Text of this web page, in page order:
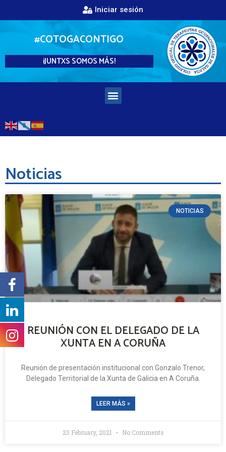
Iniciar sesión
#COTOGACONTIGO
¡JUNTXS SOMOS MÁS!
Noticias
NOTICIAS
REUNIÓN CON EL DELEGADO DE LA
XUNTA EN A CORUÑA
Reunión de presentación institucional con Gonzalo Trenor,
Delegado Territorial de la Xunta de Galicia en A Coruña.
LEER MÁS »
23 February, 2021 No Comments